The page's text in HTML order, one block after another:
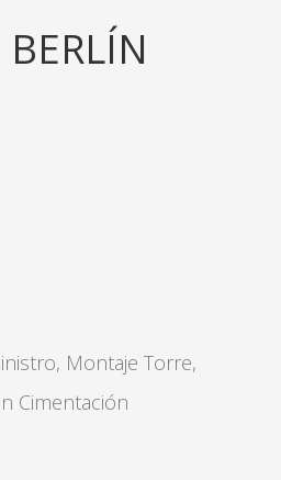
Montaje Torre,
Cimentación